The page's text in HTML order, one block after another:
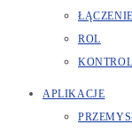
ROL
APLIKACJE